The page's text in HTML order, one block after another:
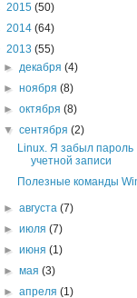
2015 (50)
2014 (64)
2013 (55)
►декабря(4)
►ноября(8)
►октября(8)
▼сентября(2)
Linux. Я забыл пароль
учетной записи
Полезные команды
►августа(7)
►июля(7)
►июня(1)
►мая(3)
►апреля(1)